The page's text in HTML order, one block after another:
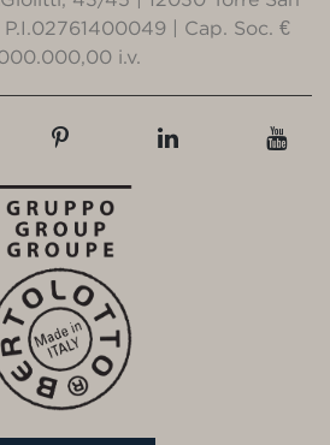
| Cap. Soc. €
i.v.